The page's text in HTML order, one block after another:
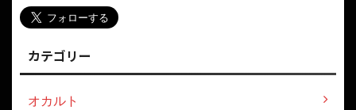
カテゴリー
オカルト